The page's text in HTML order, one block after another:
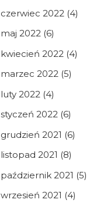
czerwiec 2022 (4)
maj 2022 (6)
kwiecień 2022 (4)
marzec 2022 (5)
luty 2022 (4)
styczeń 2022 (6)
grudzień 2021 (6)
listopad 2021 (8)
październik 2021 (5)
wrzesień 2021 (4)